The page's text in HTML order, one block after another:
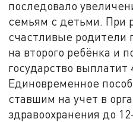
последовало
семьям с детьми. При
счастливые родители
на второго ребёнка и
государство выплатит
Единовременное
ставшим на учет в
здравоохранения до